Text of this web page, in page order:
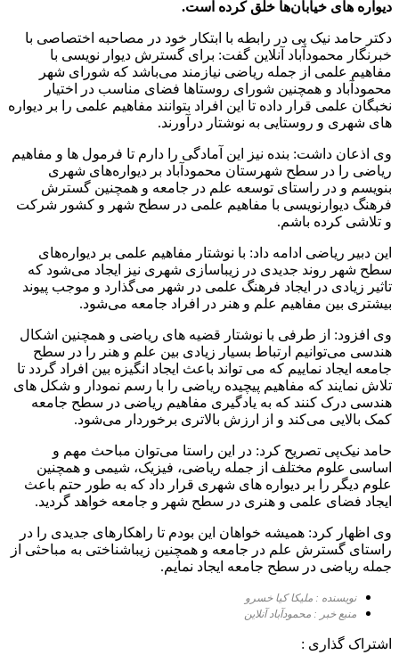
دیواره های خیابان‌ها خلق کرده است.
دکتر حامد نیک پی در رابطه با ابتکار خود در مصاحبه اختصاصی با
خبرنگار محمودآباد آنلاین گفت: برای گسترش دیوار نویسی با
مفاهیم علمی از جمله ریاضی نیازمند می‌باشد که شورای شهر
محمودآباد و همچنین شورای روستاها فضای مناسب در اختیار
نخبگان علمی قرار داده تا این افراد بتوانند مفاهیم علمی را بر دیواره
های شهری و روستایی به نوشتار درآورند.
وی اذعان داشت: بنده نیز این آمادگی را دارم تا فرمول ها و مفاهیم
ریاضی را در سطح شهرستان محمودآباد بر دیواره‌های شهری
بنویسم و در راستای توسعه علم در جامعه و همچنین گسترش
فرهنگ دیوارنویسی با مفاهیم علمی در سطح شهر و کشور شرکت
و تلاشی کرده باشم.
این دبیر ریاضی ادامه داد: با نوشتار مفاهیم علمی بر دیواره‌های
سطح شهر روند جدیدی در زیباسازی شهری نیز ایجاد می‌شود که
تاثیر زیادی در ایجاد فرهنگ علمی در شهر می‌گذارد و موجب پیوند
بیشتری بین مفاهیم علم و هنر در افراد جامعه می‌شود.
وی افزود: از طرفی با نوشتار قضیه های ریاضی و همچنین اشکال
هندسی می‌توانیم ارتباط بسیار زیادی بین علم و هنر را در سطح
جامعه ایجاد نماییم که می تواند باعث ایجاد انگیزه بین افراد گردد تا
تلاش نمایند که مفاهیم پیچیده ریاضی را با رسم نمودار و شکل های
هندسی درک کنند که به یادگیری مفاهیم ریاضی در سطح جامعه
کمک بالایی می‌کند و از ارزش بالاتری برخوردار می‌شود.
حامد نیک‌پی تصریح کرد: در این راستا می‌توان مباحث مهم و
اساسی علوم مختلف از جمله ریاضی، فیزیک، شیمی و همچنین
علوم دیگر را بر دیواره های شهری قرار داد که به طور حتم باعث
ایجاد فضای علمی و هنری در سطح شهر و جامعه خواهد گردید.
وی اظهار کرد: همیشه خواهان این بودم تا راهکارهای جدیدی را در
راستای گسترش علم در جامعه و همچنین زیباشناختی به مباحثی از
جمله ریاضی در سطح جامعه ایجاد نمایم.
نویسنده : ملیکا کیا خسرو
منبع خبر : محمودآباد آنلاین
اشتراک گذاری :